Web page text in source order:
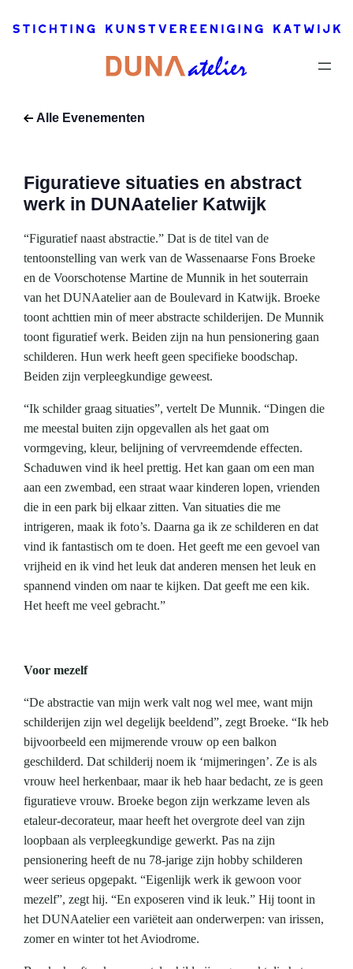
Alle Evenementen
maart,
is voorbij.
Figuratieve situaties en abstract
werk in DUNAatelier Katwijk
“Figuratief naast abstractie.” Dat is de titel van de
tentoonstelling van werk van de Wassenaarse Fons Broeke
en de Voorschotense Martine de Munnik in het souterrain
van het DUNAatelier aan de Boulevard in Katwijk. Broeke
toont achttien min of meer abstracte schilderijen. De Munnik
toont figuratief werk. Beiden zijn na hun pensionering gaan
schilderen. Hun werk heeft geen specifieke boodschap.
Beiden zijn verpleegkundige geweest.
“Ik schilder graag situaties”, vertelt De Munnik. “Dingen die
me meestal buiten zijn opgevallen als het gaat om
vormgeving, kleur, belijning of vervreemdende effecten.
Schaduwen vind ik heel prettig. Het kan gaan om een man
aan een zwembad, een straat waar kinderen lopen, vrienden
die in een park bij elkaar zitten. Van situaties die me
intrigeren, maak ik foto’s. Daarna ga ik ze schilderen en dat
vind ik fantastisch om te doen. Het geeft me een gevoel van
vrijheid en ik vind het leuk dat anderen mensen het leuk en
spannend vinden om naar te kijken. Dat geeft me een kik.
Het heeft me veel gebracht.”
Voor mezelf
“De abstractie van mijn werk valt nog wel mee, want mijn
schilderijen zijn wel degelijk beeldend”, zegt Broeke. “Ik heb
bijvoorbeeld een mijmerende vrouw op een balkon
geschilderd. Dat schilderij noem ik ‘mijmeringen’. Ze is als
vrouw heel herkenbaar, maar ik heb haar bedacht, ze is geen
figuratieve vrouw. Broeke begon zijn werkzame leven als
etaleur-decorateur, maar heeft het overgrote deel van zijn
loopbaan als verpleegkundige gewerkt. Pas na zijn
pensionering heeft de nu 78-jarige zijn hobby schilderen
weer serieus opgepakt. “Eigenlijk werk ik gewoon voor
mezelf”, zegt hij. “En exposeren vind ik leuk.” Hij toont in
het DUNAatelier een variëteit aan onderwerpen: van irissen,
zomer en winter tot het Aviodrome.